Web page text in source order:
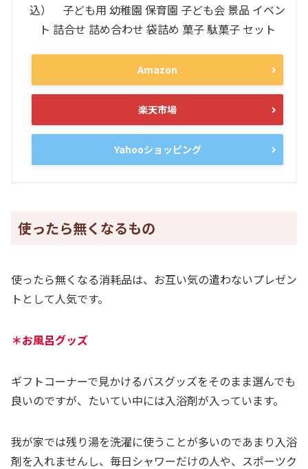
込） 子ども用 幼稚園 保育園 子ども会 景品 イベン
ト 詰合せ 詰め合わせ 袋詰め 菓子 駄菓子 セット
Amazon
楽天市場
Yahooショッピング
使ったら無くなるもの
使ったら無くなる消耗品は、お互い気の遣わないプレゼン
トとして人気です。
＊お風呂グッズ
ギフトコーナーで見かけるバスグッズをそのまま選んでも
良いのですが、たいてい中には入浴剤が入っています。
我が家では残り湯を洗濯に使うことが多いのであまり入浴
剤を入れませんし、毎日シャワーだけの人や、スポーツク